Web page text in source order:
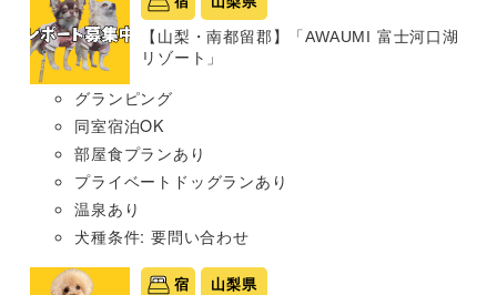
【山梨・南都留郡】「AWAUMI 富士河口湖
リゾート」
グランピング
同室宿泊OK
部屋食プランあり
プライベートドッグランあり
温泉あり
犬種条件: 要問い合わせ
宿 山梨県